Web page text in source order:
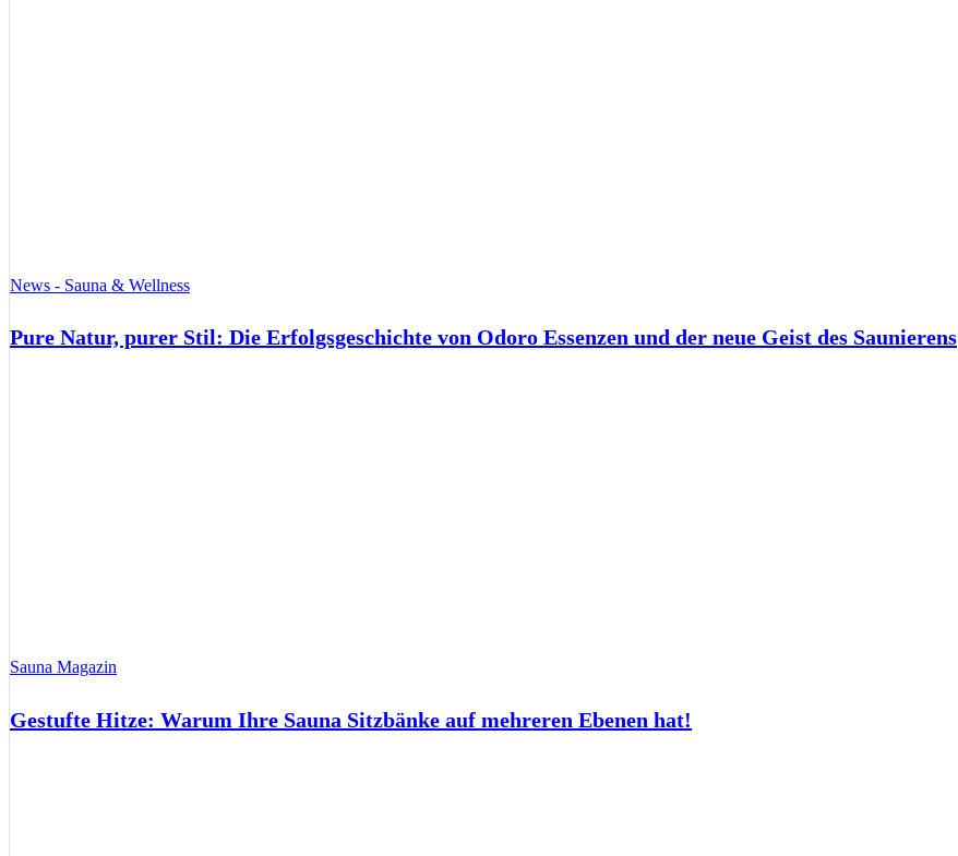
News - Sauna & Wellness
Pure Natur, purer Stil: Die Erfolgsgeschichte von Odoro Essenzen und der neue Geist des Saunierens
Sauna Magazin
Gestufte Hitze: Warum Ihre Sauna Sitzbänke auf mehreren Ebenen hat!